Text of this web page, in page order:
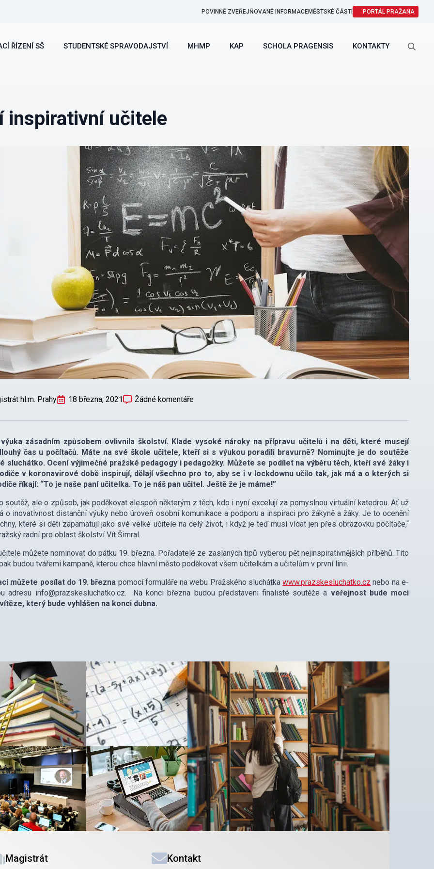
POVINNĚ ZVEŘEJŇOVANÉ INFORMACEMĚSTSKÉ ČÁSTI PORTÁL PRAŽANA
ŘÍZENÍ SŠ STUDENTSKÉ SPRAVODAJSTVÍ MHMP KAP SCHOLA PRAGENSIS KONTAKTY
inspirativní učitele
hl.m. Prahy 18 března, 2021 Žádné komentáře
zásadním způsobem ovlivnila školství. Klade vysoké nároky na přípravu učitelů i na děti, které musejí
čas u počítačů. Máte na své škole učitele, kteří si s výukou poradili bravurně? Nominujte je do soutěže
sluchátko. Ocení výjimečné pražské pedagogy i pedagožky. Můžete se podílet na výběru těch, kteří své žáky i
v koronavirové době inspirují, dělají všechno pro to, aby se i v lockdownu učilo tak, jak má a o kterých si
říkají: “To je naše paní učitelka. To je náš pan učitel. Ještě že je máme!”
soutěž, ale o způsob, jak poděkovat alespoň některým z těch, kdo i nyní excelují za pomyslnou virtuální katedrou. Ať už
o inovativnost distanční výuky nebo úroveň osobní komunikace a podporu a inspiraci pro žákyně a žáky. Je to ocenění
které si děti zapamatují jako své velké učitele na celý život, i když je teď musí vídat jen přes obrazovku počítače,“
radní pro oblast školství Vít Šimral.
můžete nominovat do pátku 19. března. Pořadatelé ze zaslaných tipů vyberou pět nejinspirativnějších příběhů. Tito
budou tvářemi kampaně, kterou chce hlavní město poděkovat všem učitelkám a učitelům v první linii.
můžete posílat do 19. března pomocí formuláře na webu Pražského sluchátkawww.prazskesluchatko.cz nebo na e-
adresu info@prazskesluchatko.cz. Na konci března budou představeni finalisté soutěže a veřejnost bude moci
který bude vyhlášen na konci dubna.
Magistrát Kontakt